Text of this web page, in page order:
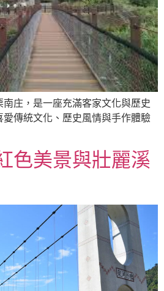
庄，是一座充滿客家文化與歷史
傳統文化、歷史風情與手作體驗
色美景與壯麗溪